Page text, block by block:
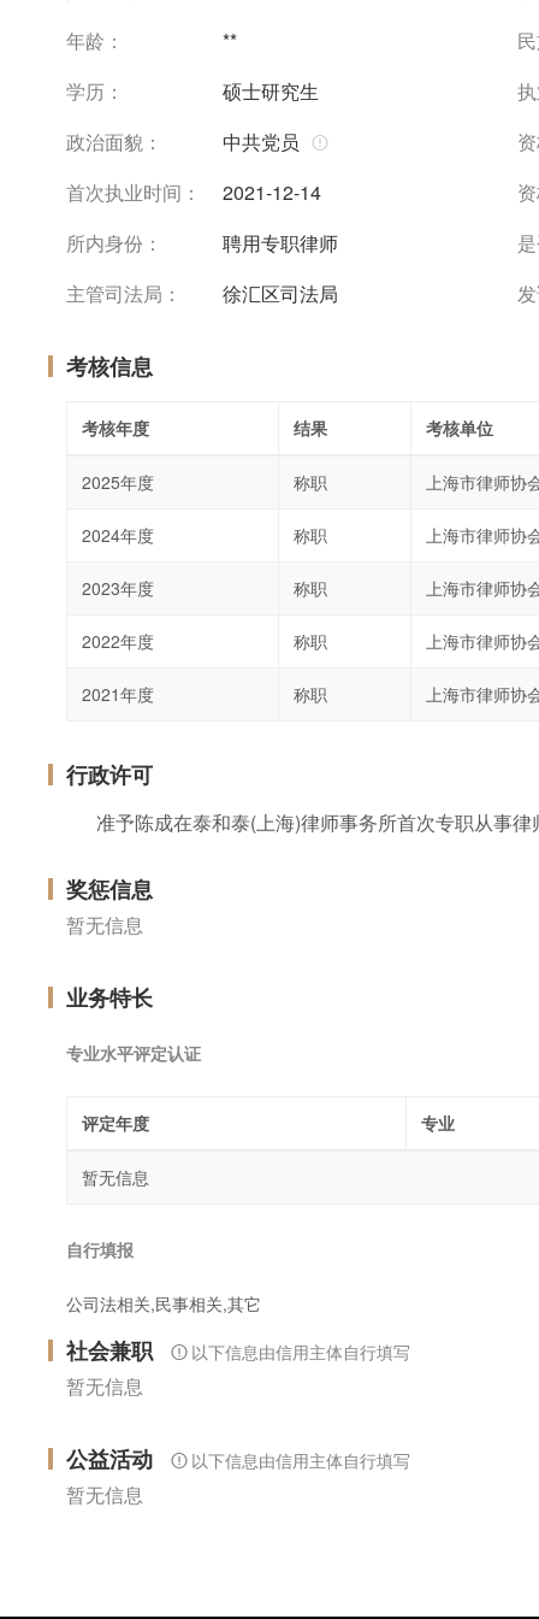
年龄：
**
学历：
硕士研究生
政治面貌：
中共党员
首次执业时间：
2021-12-14
所内身份：
聘用专职律师
主管司法局：
徐汇区司法局
考核信息
考核年度 结果 考核单位
2025年度 称职 上海市律师协
2024年度 称职 上海市律师协
2023年度 称职 上海市律师协
2022年度 称职 上海市律师协
2021年度 称职 上海市律师协
行政许可
准予陈成在泰和泰(上海)律师事务所首次专职从事律
奖惩信息
暂无信息
业务特长
专业水平评定认证
评定年度 专业
暂无信息
自行填报
公司法相关,民事相关,其它
社会兼职 以下信息由信用主体自行填写
暂无信息
公益活动 以下信息由信用主体自行填写
暂无信息